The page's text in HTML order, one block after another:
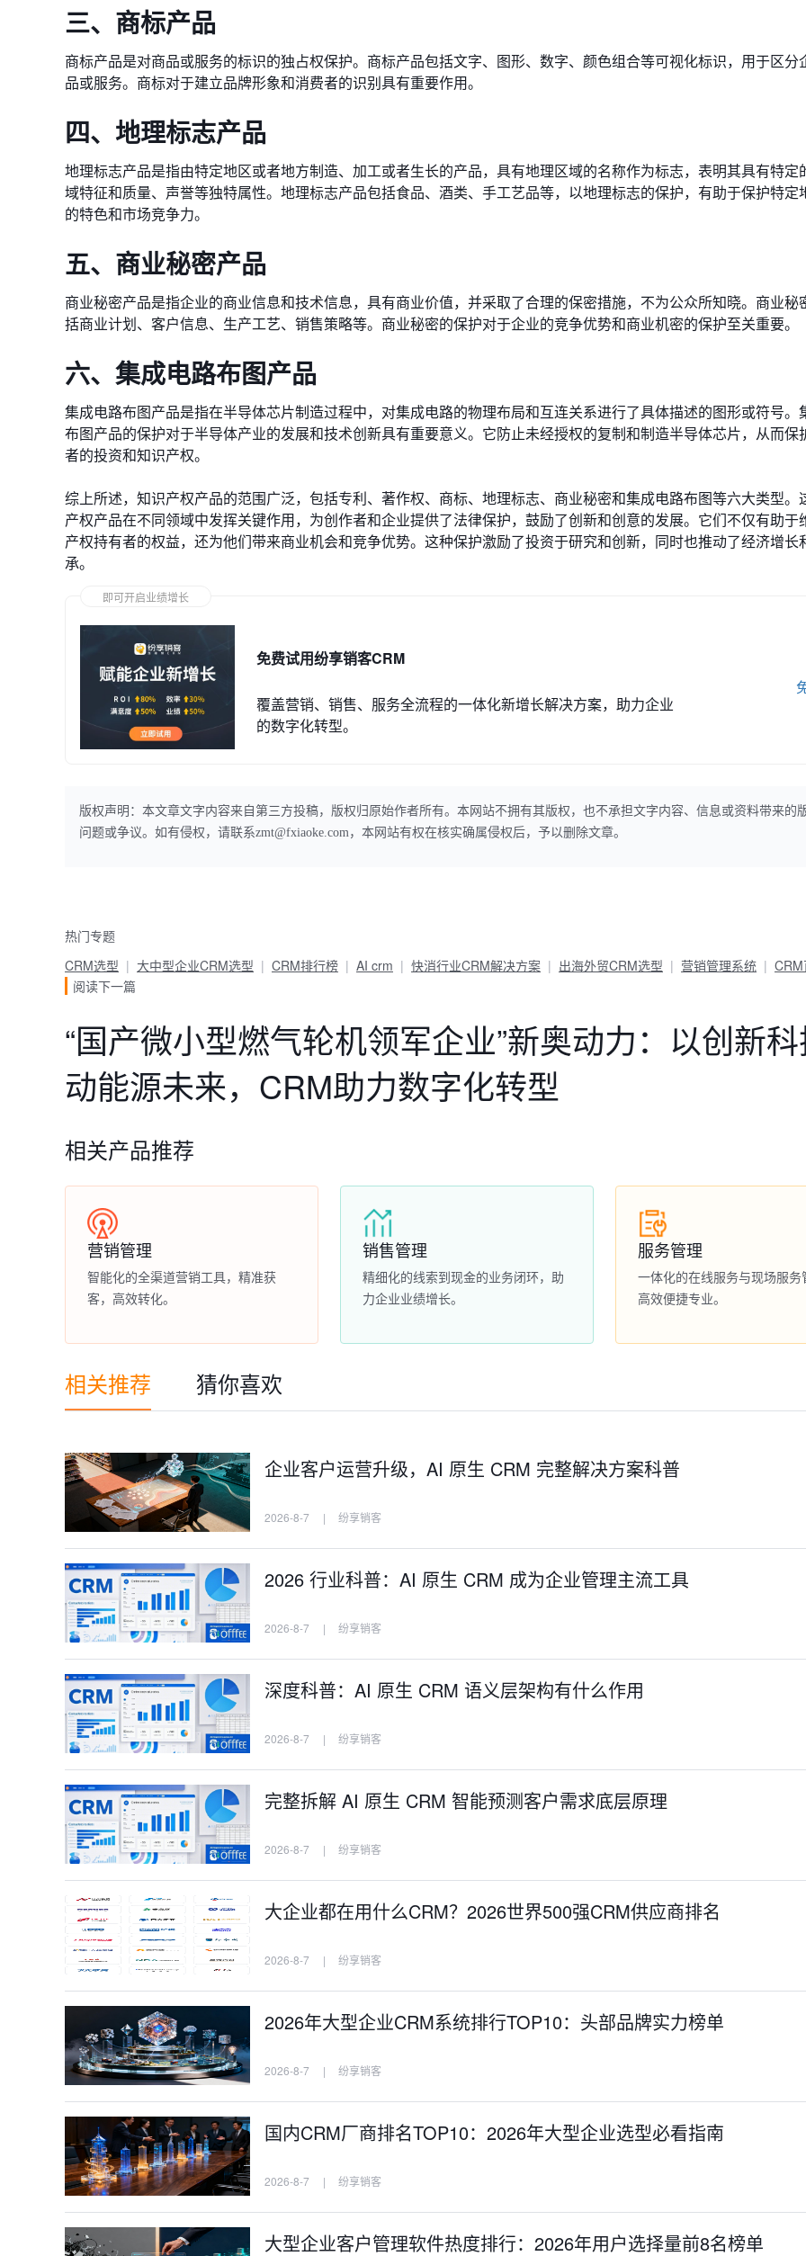
三、商标产品
商标产品是对商品或服务的标识的独占权保护。商标产品包括文字、图形、数字、颜色组合等可视化标识，用于区分
品或服务。商标对于建立品牌形象和消费者的识别具有重要作用。
四、地理标志产品
地理标志产品是指由特定地区或者地方制造、加工或者生长的产品，具有地理区域的名称作为标志，表明其具有特定
域特征和质量、声誉等独特属性。地理标志产品包括食品、酒类、手工艺品等，以地理标志的保护，有助于保护特定
的特色和市场竞争力。
五、商业秘密产品
商业秘密产品是指企业的商业信息和技术信息，具有商业价值，并采取了合理的保密措施，不为公众所知晓。商业秘
括商业计划、客户信息、生产工艺、销售策略等。商业秘密的保护对于企业的竞争优势和商业机密的保护至关重要。
六、集成电路布图产品
集成电路布图产品是指在半导体芯片制造过程中，对集成电路的物理布局和互连关系进行了具体描述的图形或符号。
布图产品的保护对于半导体产业的发展和技术创新具有重要意义。它防止未经授权的复制和制造半导体芯片，从而保
者的投资和知识产权。
综上所述，知识产权产品的范围广泛，包括专利、著作权、商标、地理标志、商业秘密和集成电路布图等六大类型。
产权产品在不同领域中发挥关键作用，为创作者和企业提供了法律保护，鼓励了创新和创意的发展。它们不仅有助于
产权持有者的权益，还为他们带来商业机会和竞争优势。这种保护激励了投资于研究和创新，同时也推动了经济增长
承。
即可开启业绩增长
免费试用纷享销客CRM
覆盖营销、销售、服务全流程的一体化新增长解决方案，助力企业
的数字化转型。
版权声明：本文章文字内容来自第三方投稿，版权归原始作者所有。本网站不拥有其版权，也不承担文字内容、信息或资料带来的
问题或争议。如有侵权，请联系zmt@fxiaoke.com，本网站有权在核实确属侵权后，予以删除文章。
热门专题
CRM选型
大中型企业CRM选型 CRM排行榜 AI crm 快消行业CRM解决方案 出海外贸CRM选型 营销管理系统
阅读下一篇
“国产微小型燃气轮机领军企业”新奥动力：以创新
动能源未来，CRM助力数字化转型
相关产品推荐
营销管理
智能化的全渠道营销工具，精准获
客，高效转化。
销售管理
精细化的线索到现金的业务闭环，助
力企业业绩增长。
服务管理
一体化的在线服务与现场服务
高效便捷专业。
相关推荐 猜你喜欢
企业客户运营升级，AI 原生 CRM 完整解决方案科普
2026-8-7 | 纷享销客
2026 行业科普：AI 原生 CRM 成为企业管理主流工具
2026-8-7 | 纷享销客
深度科普：AI 原生 CRM 语义层架构有什么作用
2026-8-7 | 纷享销客
完整拆解 AI 原生 CRM 智能预测客户需求底层原理
2026-8-7 | 纷享销客
大企业都在用什么CRM？2026世界500强CRM供应商排名
2026-8-7 | 纷享销客
2026年大型企业CRM系统排行TOP10：头部品牌实力榜单
2026-8-7 | 纷享销客
国内CRM厂商排名TOP10：2026年大型企业选型必看指南
2026-8-7 | 纷享销客
大型企业客户管理软件热度排行：2026年用户选择量前8名榜单